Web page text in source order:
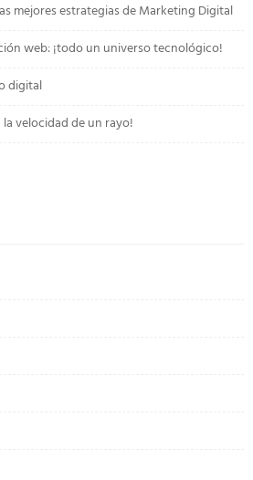
mejores estrategias de Marketing Digital
web: ¡todo un universo tecnológico!
digital
velocidad de un rayo!